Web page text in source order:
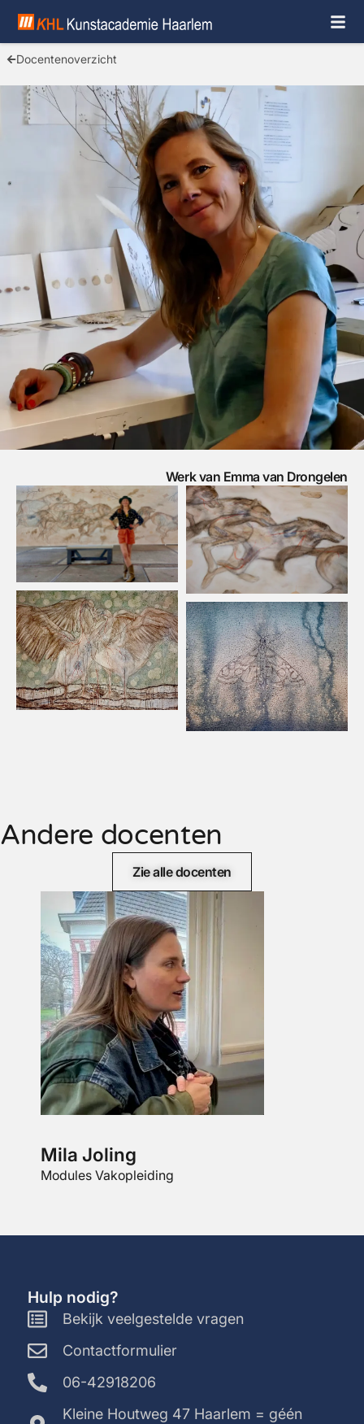
Docentenoverzicht
Werk van Emma van Drongelen
Andere docenten
Zie alle docenten
Mila Joling
Modules Vakopleiding
Hulp nodig?
Bekijk veelgestelde vragen
Contactformulier
06-42918206
Kleine Houtweg 47 Haarlem = géén